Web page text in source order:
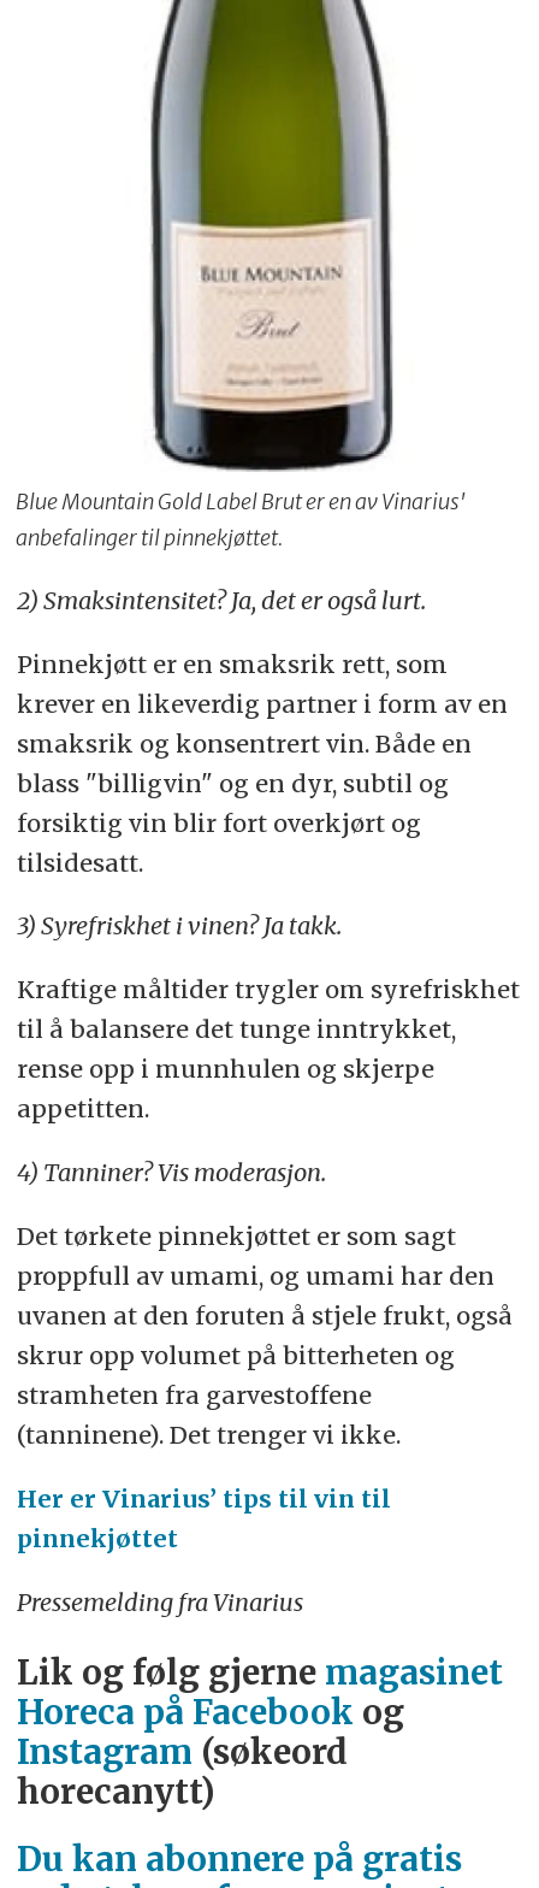
Blue Mountain Gold Label Brut er en av Vinarius'
anbefalinger til pinnekjøttet.
2) Smaksintensitet? Ja, det er også lurt.
Pinnekjøtt er en smaksrik rett, som
krever en likeverdig partner i form av en
smaksrik og konsentrert vin. Både en
blass "billigvin" og en dyr, subtil og
forsiktig vin blir fort overkjørt og
tilsidesatt.
3) Syrefriskhet i vinen? Ja takk.
Kraftige måltider trygler om syrefriskhet
til å balansere det tunge inntrykket,
rense opp i munnhulen og skjerpe
appetitten.
4) Tanniner? Vis moderasjon.
Det tørkete pinnekjøttet er som sagt
proppfull av umami, og umami har den
uvanen at den foruten å stjele frukt, også
skrur opp volumet på bitterheten og
stramheten fra garvestoffene
(tanninene). Det trenger vi ikke.
Her er Vinarius’ tips til vin til
pinnekjøttet
Pressemelding fra Vinarius
Lik og følg gjerne magasinet
Horeca på Facebook og
Instagram (søkeord
horecanytt)
Du kan abonnere på gratis